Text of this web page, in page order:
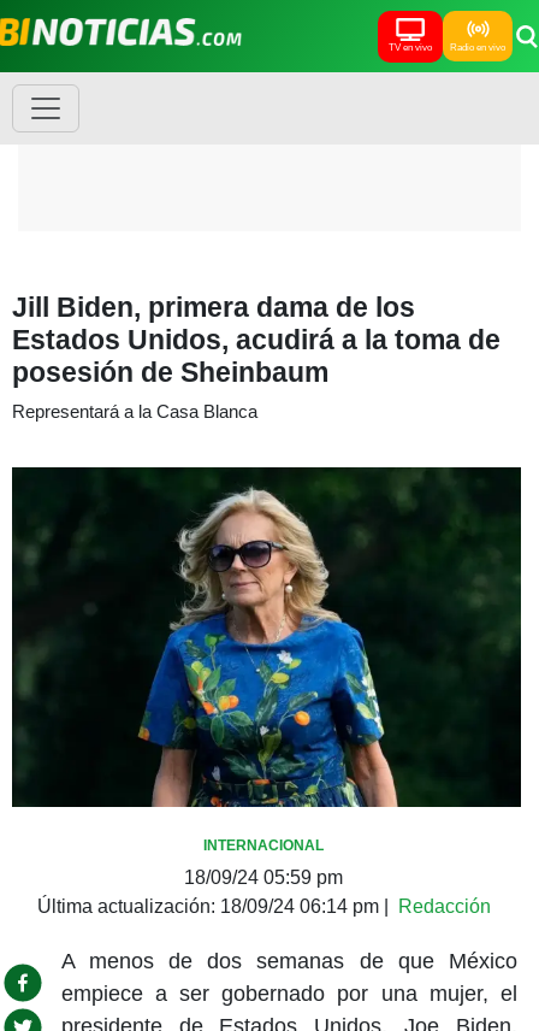
TV en vivo Radio en vivo
Jill Biden, primera dama de los
Estados Unidos, acudirá a la toma de
posesión de Sheinbaum
Representará a la Casa Blanca
INTERNACIONAL
18/09/24 05:59 pm
Última actualización: 18/09/24 06:14 pm| Redacción
A menos de dos semanas de que México
empiece a ser gobernado por una mujer, el
presidente de Estados Unidos, Joe Biden,